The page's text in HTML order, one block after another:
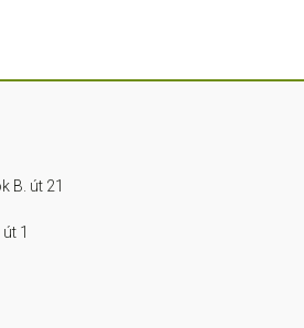
B. út 21
1